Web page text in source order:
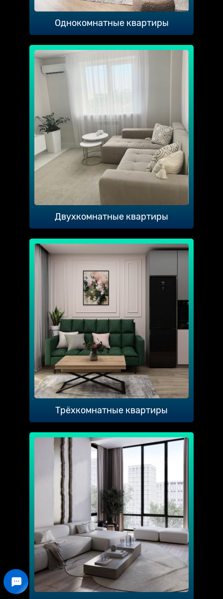
Однокомнатные квартиры
Двухкомнатные квартиры
Трёхкомнатные квартиры